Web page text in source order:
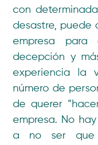
con
desastre, puede
empresa para
decepción y
experiencia la
número de
de querer
empresa. No
a no ser que